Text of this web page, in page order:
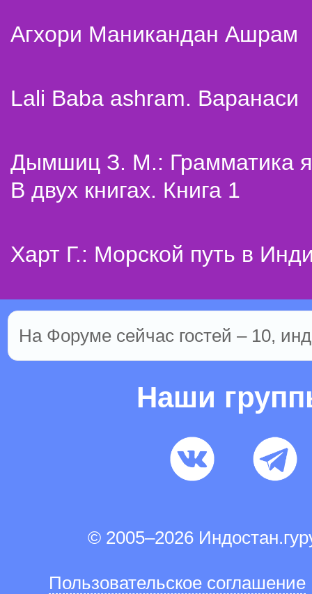
Агхори Маникандан Ашрам
Lali Baba ashram. Варанаси
Дымшиц З. М.: Грамматика
В двух книгах. Книга 1
Харт Г.: Морской путь в
На Форуме сейчас гостей – 10,
Наши
© 2005–2026
Пользовательское соглашение